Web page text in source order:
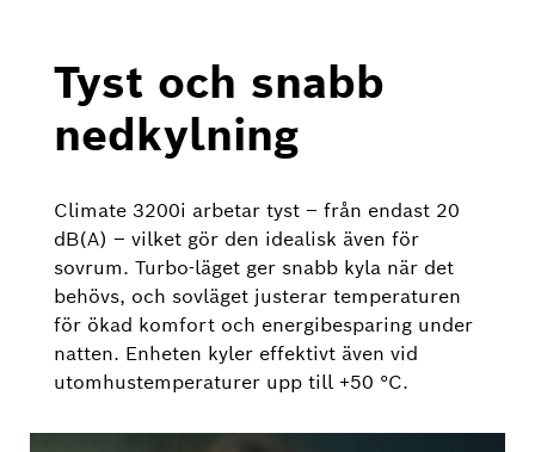
Tyst och snabb
nedkylning
Climate 3200i arbetar tyst – från endast 20
dB(A) – vilket gör den idealisk även för
sovrum. Turbo-läget ger snabb kyla när det
behövs, och sovläget justerar temperaturen
för ökad komfort och energibesparing under
natten. Enheten kyler effektivt även vid
utomhustemperaturer upp till +50 °C.